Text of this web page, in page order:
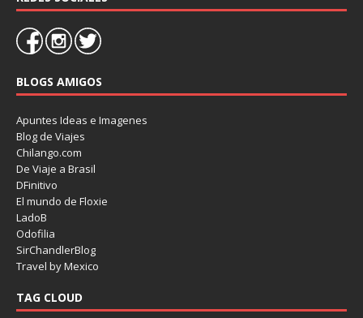
BLOGS AMIGOS
Apuntes Ideas e Imagenes
Blog de Viajes
Chilango.com
De Viaje a Brasil
DFinitivo
El mundo de Floxie
LadoB
Odofilia
SirChandlerBlog
Travel by Mexico
TAG CLOUD